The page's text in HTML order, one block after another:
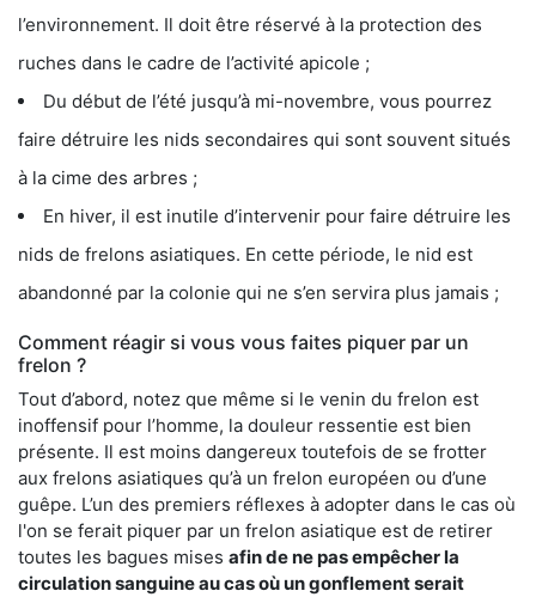
l’environnement. Il doit être réservé à la protection des
ruches dans le cadre de l’activité apicole ;
Du début de l’été jusqu’à mi-novembre, vous pourrez
faire détruire les nids secondaires qui sont souvent situés
à la cime des arbres ;
En hiver, il est inutile d’intervenir pour faire détruire les
nids de frelons asiatiques. En cette période, le nid est
abandonné par la colonie qui ne s’en servira plus jamais ;
Comment réagir si vous vous faites piquer par un
frelon ?
Tout d’abord, notez que même si le venin du frelon est
inoffensif pour l’homme, la douleur ressentie est bien
présente. Il est moins dangereux toutefois de se frotter
aux frelons asiatiques qu’à un frelon européen ou d’une
guêpe. L’un des premiers réflexes à adopter dans le cas où
l'on se ferait piquer par un frelon asiatique est de retirer
toutes les bagues mises afin de ne pas empêcher la
circulation sanguine au cas où un gonflement serait